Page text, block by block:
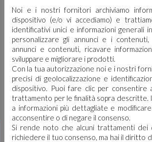
SCHEDA TECNICA
Noi e i nostri fornitori archiviamo
dispositivo (e/o vi accediamo) e
identificativi unici e informazioni generali
personalizzare gli annunci e i
annunci e contenuti, ricavare
sviluppare e migliorare i prodotti.
Con la tua autorizzazione noi e i nostri
precisi di geolocalizzazione e
dispositivo. Puoi fare clic per
trattamento per le finalità sopra descritte.
a informazioni più dettagliate e
acconsentire o di negare il consenso.
Si rende noto che alcuni trattamenti dei
richiedere il tuo consenso, ma hai il diritto